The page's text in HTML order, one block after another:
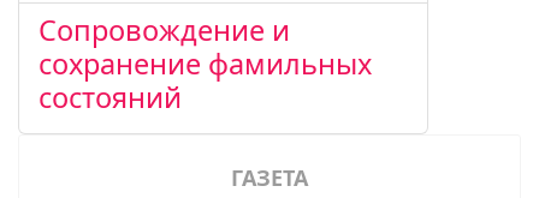
Сопровождение и
сохранение фамильных
состояний
ГАЗЕТА